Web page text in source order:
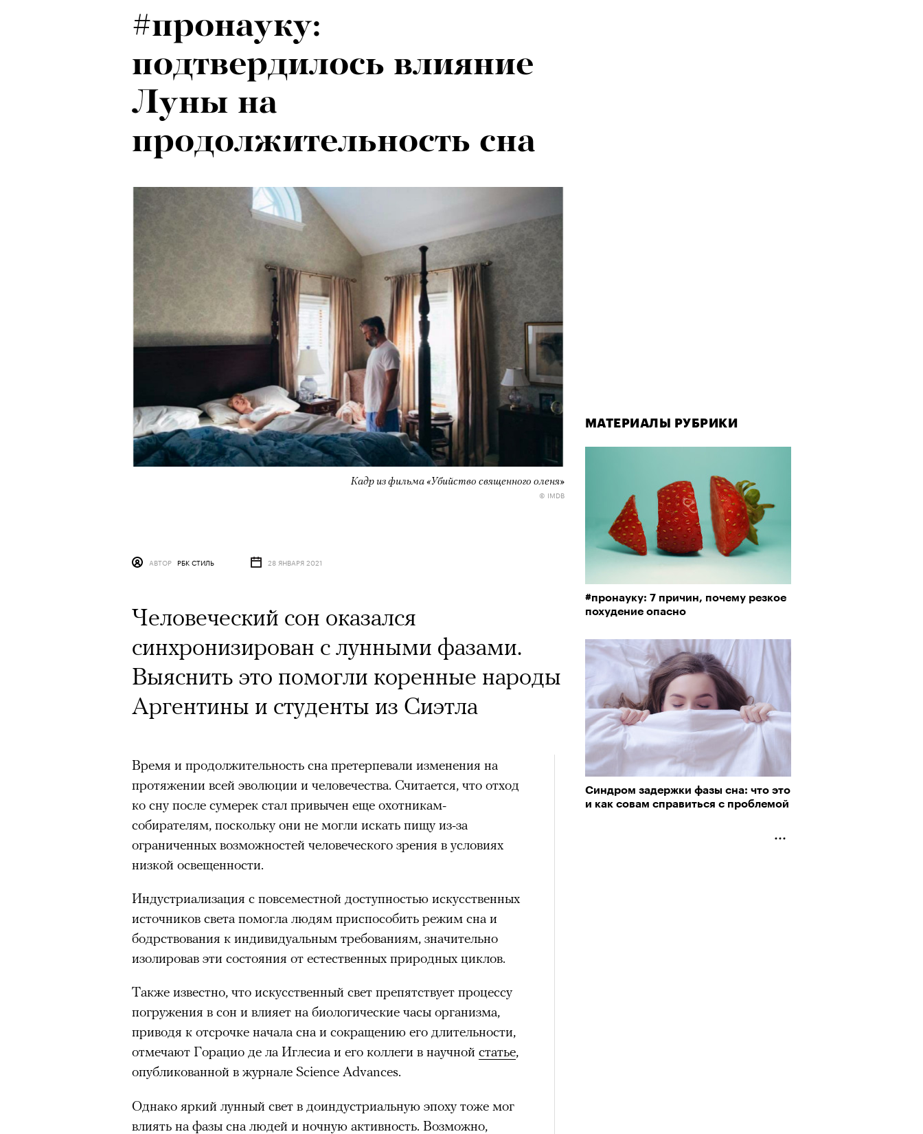
МАТЕРИАЛЫ РУБРИКИ
#пронауку: 7 причин, почему резкое
похудение опасно
Синдром задержки фазы сна: что это
и как совам справиться с проблемой
#пронауку:
подтвердилось влияние
Луны на
продолжительность сна
Кадр из фильма «Убийство священного оленя»
© IMDB
АВТОР РБК СТИЛЬ 28 ЯНВАРЯ 2021
Человеческий сон оказался
синхронизирован с лунными фазами.
Выяснить это помогли коренные народы
Аргентины и студенты из Сиэтла
Время и продолжительность сна претерпевали изменения на
протяжении всей эволюции и человечества. Считается, что отход
ко сну после сумерек стал привычен еще охотникам-
собирателям, поскольку они не могли искать пищу из-за
ограниченных возможностей человеческого зрения в условиях
низкой освещенности.
Индустриализация с повсеместной доступностью искусственных
источников света помогла людям приспособить режим сна и
бодрствования к индивидуальным требованиям, значительно
изолировав эти состояния от естественных природных циклов.
Также известно, что искусственный свет препятствует процессу
погружения в сон и влияет на биологические часы организма,
приводя к отсрочке начала сна и сокращению его длительности,
отмечают Горацио де ла Иглесиа и его коллеги в научной статье,
опубликованной в журнале Science Advances.
Однако яркий лунный свет в доиндустриальную эпоху тоже мог
влиять на фазы сна людей и ночную активность. Возможно,